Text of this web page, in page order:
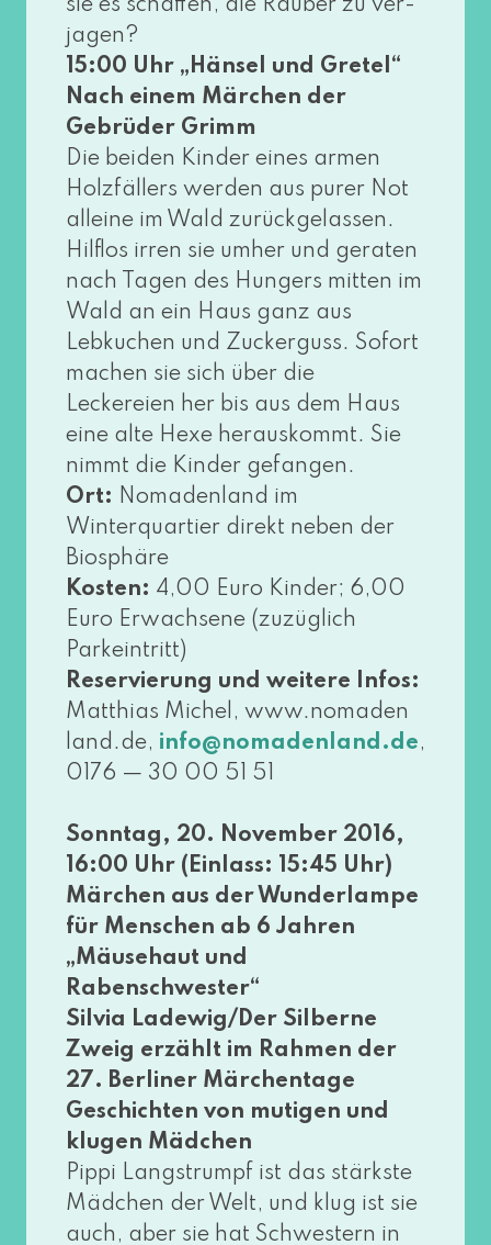
sie es schaf­fen, die Räuber zu ver­
ja­gen?
15:00 Uhr „Hänsel und Gretel“
Nach einem Märchen der
Gebrüder Grimm
Die bei­den Kinder eines armen
Holzfällers wer­den aus purer Not
allei­ne im Wald zurück­ge­las­sen.
Hilflos irren sie umher und gera­ten
nach Tagen des Hungers mit­ten im
Wald an ein Haus ganz aus
Lebkuchen und Zuckerguss. Sofort
machen sie sich über die
Leckereien her bis aus dem Haus
eine alte Hexe her­aus­kommt. Sie
nimmt die Kinder gefan­gen.
Ort: Nomadenland im
Winterquartier direkt neben der
Biosphäre
Kosten: 4,00 Euro Kinder; 6,00
Euro Erwachsene (zuzüg­lich
Parkeintritt)
Reservierung und wei­te­re Infos:
Matthias Michel, www​.noma​den​
land​.de, info@​nomadenland.​de,
0176 — 30 00 51 51
Sonntag, 20. November 2016,
16:00 Uhr (Einlass: 15:45 Uhr)
Märchen aus der Wunderlampe
für Menschen ab 6 Jahren
„Mäusehaut und
Rabenschwester“
Silvia Ladewig/Der Silberne
Zweig erzählt im Rahmen der
27. Berliner Märchentage
Geschichten von muti­gen und
klu­gen Mädchen
Pippi Langstrumpf ist das stärks­te
Mädchen der Welt, und klug ist sie
auch, aber sie hat Schwestern in